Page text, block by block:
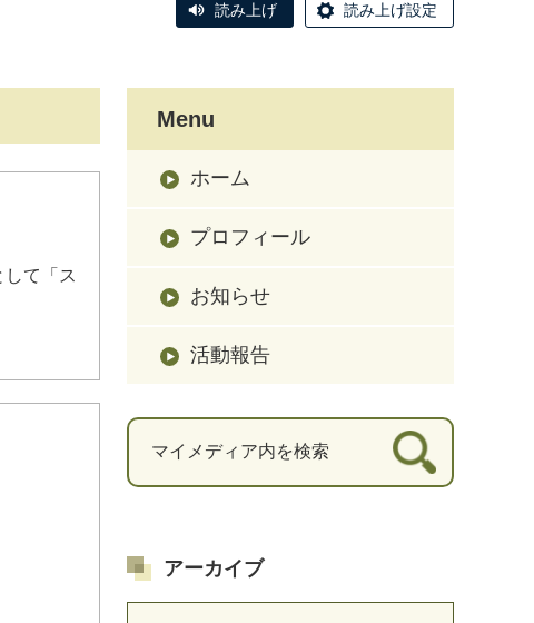
読み上げ 読み上げ設定
て「ス
Menu
ホーム
プロフィール
お知らせ
活動報告
アーカイブ